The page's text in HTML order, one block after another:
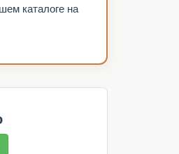
каталоге на